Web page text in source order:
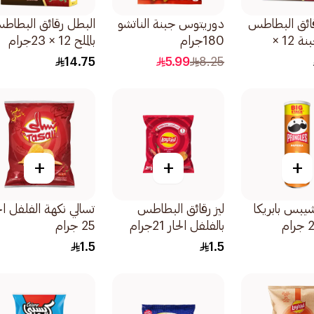
البطاطس
بنكهة الجبنة 12 ×
دوريتوس جبنة الناتشو
180جرام
8.25
5.99
البطل رقائق
بالملح 12 × 23جرام
14.75
+
بابريكا
+
ليز رقائق البطاطس
بالفلفل الحار 21جرام
1.5
+
تسالي نكهة الفلفل
25 جرام
1.5